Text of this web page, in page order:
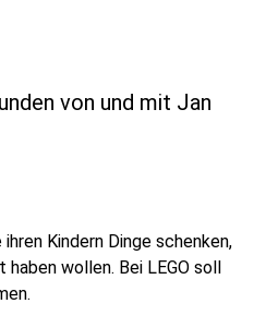
von und mit Jan
Kindern Dinge schenken,
wollen. Bei LEGO soll